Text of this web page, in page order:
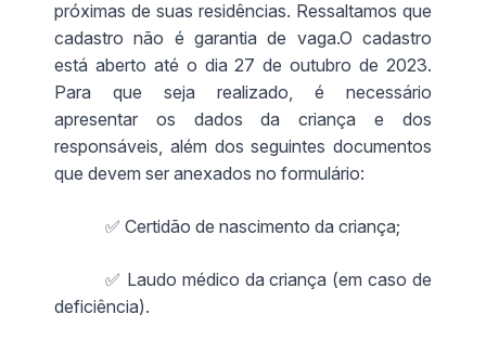
próximas de suas residências. Ressaltamos que
cadastro não é garantia de vaga.O cadastro
está aberto até o dia 27 de outubro de 2023.
Para que seja realizado, é necessário
apresentar os dados da criança e dos
responsáveis, além dos seguintes documentos
que devem ser anexados no formulário:
✅ Certidão de nascimento da criança;
✅ Laudo médico da criança (em caso de
deficiência).